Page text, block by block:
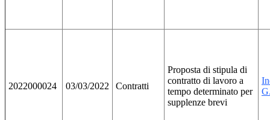
2022000024 03/03/2022 Contratti
Proposta di stipula di
contratto di lavoro a
tempo determinato per
supplenze brevi